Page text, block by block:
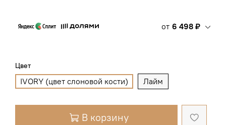
от 6 498 ₽
Цвет
IVORY (цвет слоновой кости) Лайм
В корзину